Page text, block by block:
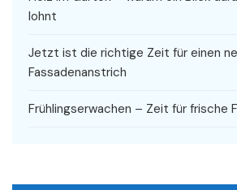
lohnt
Jetzt ist die richtige Zeit für einen
Fassadenanstrich
Frühlingserwachen – Zeit für frische